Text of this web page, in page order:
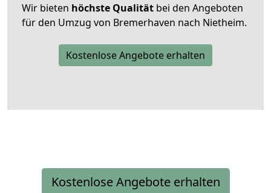
Wir bieten höchste Qualität bei den Angeboten
für den Umzug von Bremerhaven nach Nietheim.
Kostenlose Angebote erhalten
Kostenlose Angebote erhalten